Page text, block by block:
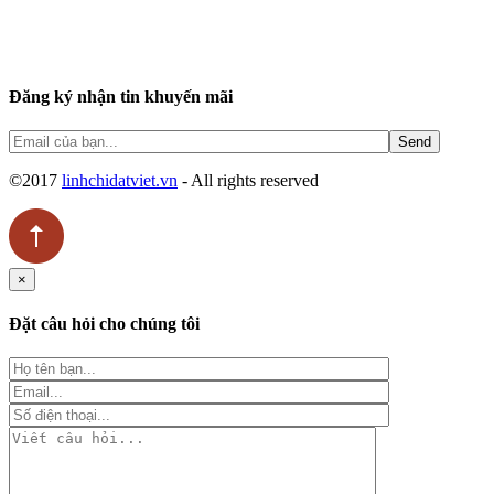
Đăng ký nhận tin khuyến mãi
©2017 linhchidatviet.vn - All rights reserved
×
Đặt câu hỏi cho chúng tôi